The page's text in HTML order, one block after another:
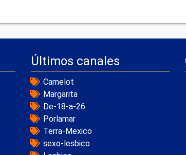
Últimos canales
Camelot
Margarita
De-18-a-26
Porlamar
Terra-Mexico
sexo-lesbico